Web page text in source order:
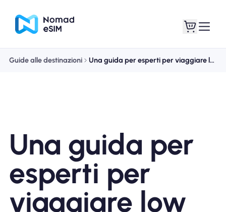
Acquista piani
Informazioni sull'eSIM
Guide alle destinazioni Una guida per esperti per viaggiare low cost a Singapore
Una guida per
esperti per
viaggiare low